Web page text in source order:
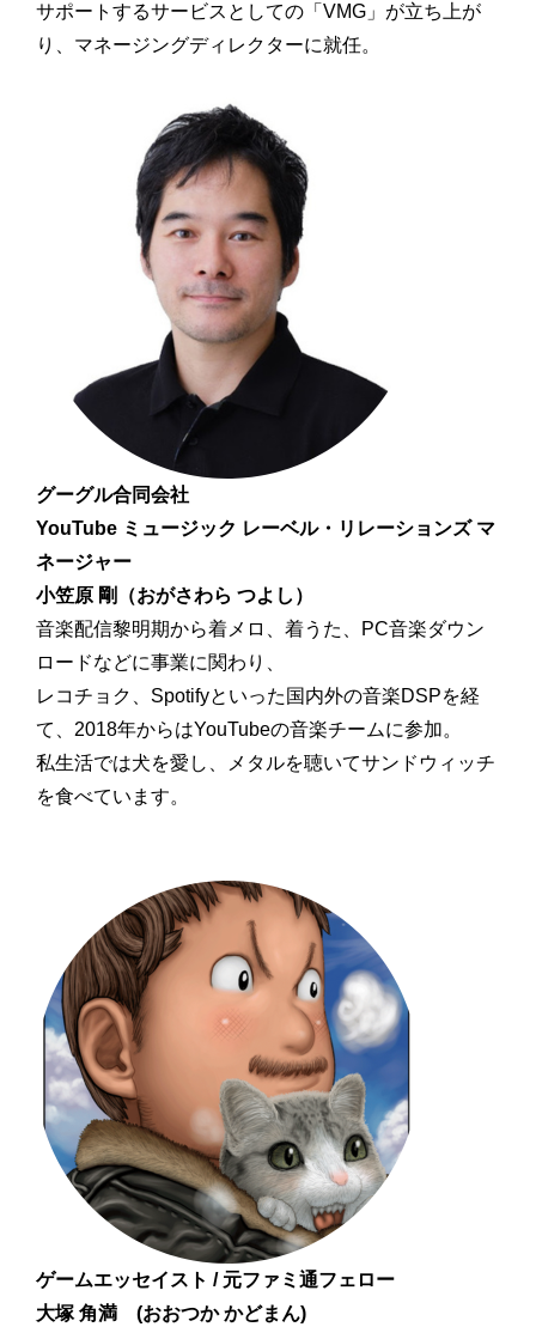
サポートするサービスとしての「VMG」が立ち上が
り、マネージングディレクターに就任。
グーグル合同会社
YouTube ミュージック レーベル・リレーションズ マ
ネージャー
小笠原 剛（おがさわら つよし）
音楽配信黎明期から着メロ、着うた、PC音楽ダウン
ロードなどに事業に関わり、
レコチョク、Spotifyといった国内外の音楽DSPを経
て、2018年からはYouTubeの音楽チームに参加。
私生活では犬を愛し、メタルを聴いてサンドウィッチ
を食べています。
ゲームエッセイスト / 元ファミ通フェロー
大塚 角満 (おおつか かどまん)